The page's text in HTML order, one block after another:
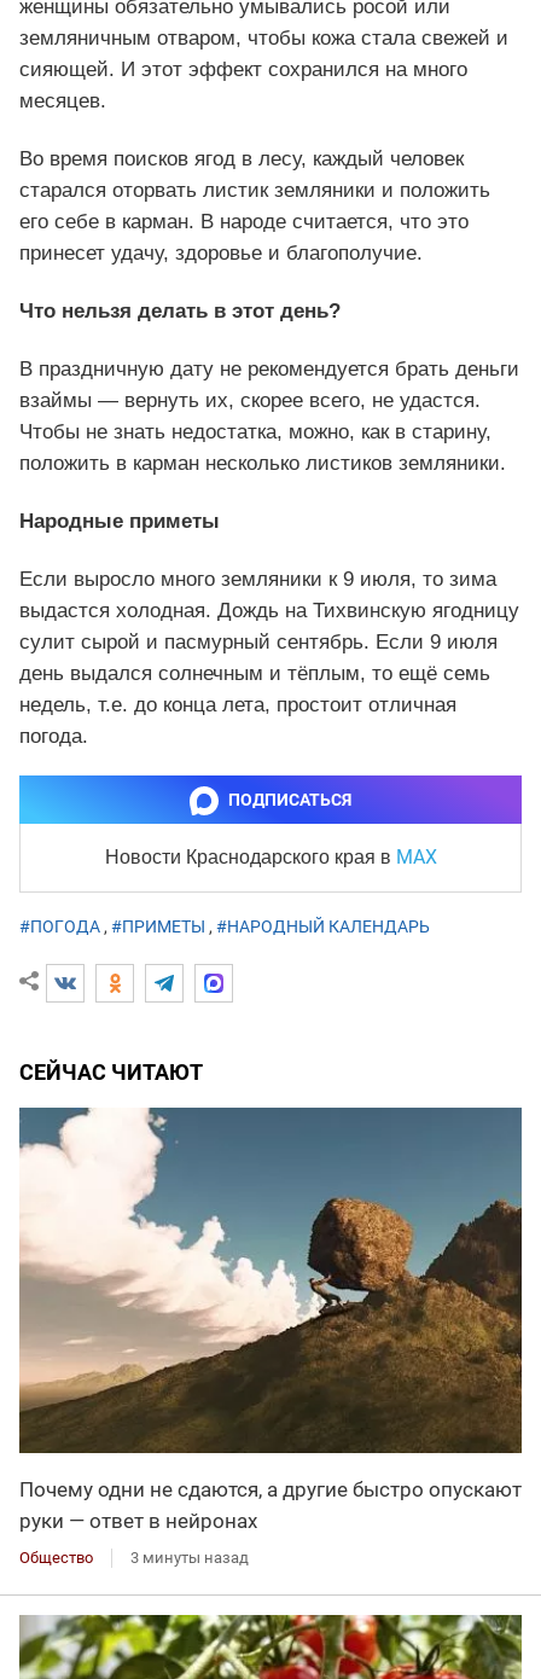
женщины обязательно умывались росой или
земляничным отваром, чтобы кожа стала свежей и
сияющей. И этот эффект сохранился на много
месяцев.
Во время поисков ягод в лесу, каждый человек
старался оторвать листик земляники и положить
его себе в карман. В народе считается, что это
принесет удачу, здоровье и благополучие.
Что нельзя делать в этот день?
В праздничную дату не рекомендуется брать деньги
взаймы — вернуть их, скорее всего, не удастся.
Чтобы не знать недостатка, можно, как в старину,
положить в карман несколько листиков земляники.
Народные приметы
Если выросло много земляники к 9 июля, то зима
выдастся холодная. Дождь на Тихвинскую ягодницу
сулит сырой и пасмурный сентябрь. Если 9 июля
день выдался солнечным и тёплым, то ещё семь
недель, т.е. до конца лета, простоит отличная
погода.
ПОДПИСАТЬСЯ
Новости Краснодарского края в MAX
#ПОГОДА , #ПРИМЕТЫ , #НАРОДНЫЙ КАЛЕНДАРЬ
СЕЙЧАС ЧИТАЮТ
Почему одни не сдаются, а другие быстро опускают
руки — ответ в нейронах
Общество 3 минуты назад